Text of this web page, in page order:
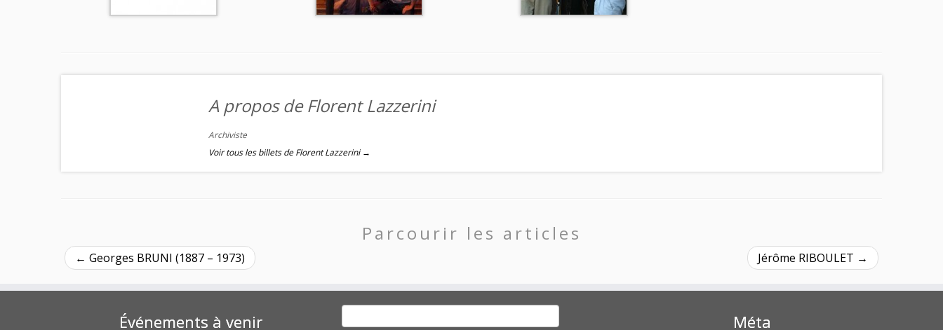
A propos de Florent Lazzerini
Archiviste
Voir tous les billets de Florent Lazzerini →
Parcourir les articles
← Georges BRUNI (1887 – 1973) Jérôme RIBOULET →
Événements à venir Rechercher : Méta